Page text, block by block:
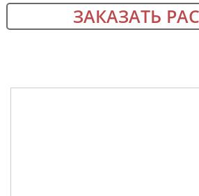
ЗАКАЗАТЬ